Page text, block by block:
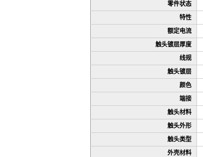
零件状态
特性
额定电流
触头镀层厚度
线规
触头镀层
颜色
端接
触头材料
触头外形
触头类型
外壳材料